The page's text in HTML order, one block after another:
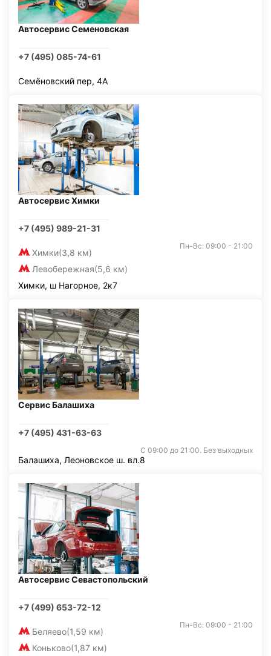
Автосервис Семеновская
+7 (495) 085-74-61
Семёновский пер, 4А
Автосервис Химки
+7 (495) 989-21-31
Химки(3,8 км)
Левобережная(5,6 км)
Пн-Вс: 09:00 - 21:00
Химки, ш Нагорное, 2к7
Сервис Балашиха
+7 (495) 431-63-63
С 09:00 до 21:00. Без выходных
Балашиха, Леоновское ш. вл.8
Автосервис Севастопольский
+7 (499) 653-72-12
Беляево(1,59 км)
Коньково(1,87 км)
Пн-Вс: 09:00 - 21:00